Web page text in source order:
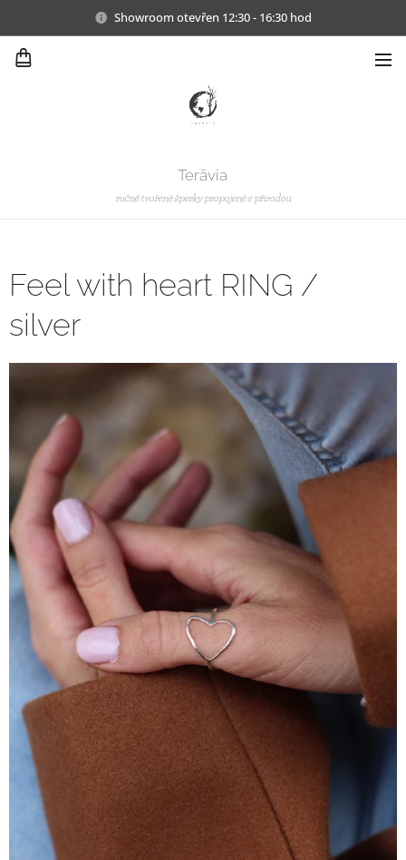
Showroom otevřen 12:30 - 16:30 hod
Terāvia
ručně tvořené šperky propojené s přírodou
Feel with heart RING /
silver